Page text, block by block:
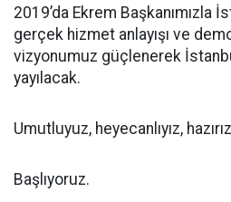
2019’da Ekrem Başkanımızla
gerçek hizmet anlayışı ve
vizyonumuz güçlenerek
yayılacak.
Umutluyuz, heyecanlıyız,
Başlıyoruz.